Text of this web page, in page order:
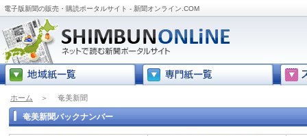
電子版新聞の販売・購読ポータルサイト - 新聞オンライン.COM
ホーム ＞ 奄美新聞
奄美新聞バックナンバー